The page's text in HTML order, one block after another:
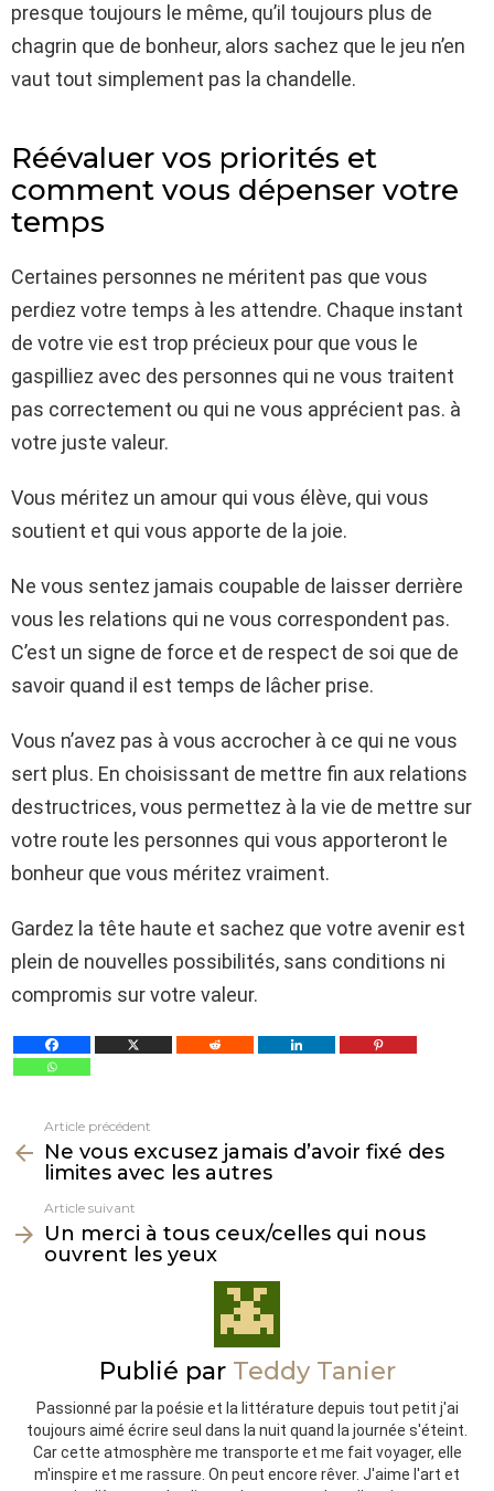
presque toujours le même, qu’il toujours plus de
chagrin que de bonheur, alors sachez que le jeu n’en
vaut tout simplement pas la chandelle.
Réévaluer vos priorités et
comment vous dépenser votre
temps
Certaines personnes ne méritent pas que vous
perdiez votre temps à les attendre. Chaque instant
de votre vie est trop précieux pour que vous le
gaspilliez avec des personnes qui ne vous traitent
pas correctement ou qui ne vous apprécient pas. à
votre juste valeur.
Vous méritez un amour qui vous élève, qui vous
soutient et qui vous apporte de la joie.
Ne vous sentez jamais coupable de laisser derrière
vous les relations qui ne vous correspondent pas.
C’est un signe de force et de respect de soi que de
savoir quand il est temps de lâcher prise.
Vous n’avez pas à vous accrocher à ce qui ne vous
sert plus. En choisissant de mettre fin aux relations
destructrices, vous permettez à la vie de mettre sur
votre route les personnes qui vous apporteront le
bonheur que vous méritez vraiment.
Gardez la tête haute et sachez que votre avenir est
plein de nouvelles possibilités, sans conditions ni
compromis sur votre valeur.
plus
Article précédent
Ne vous excusez jamais d’avoir fixé des
limites avec les autres
Article suivant
Un merci à tous ceux/celles qui nous
ouvrent les yeux
Publié par Teddy Tanier
Passionné par la poésie et la littérature depuis tout petit j'ai
toujours aimé écrire seul dans la nuit quand la journée s'éteint.
Car cette atmosphère me transporte et me fait voyager, elle
m'inspire et me rassure. On peut encore rêver. J'aime l'art et